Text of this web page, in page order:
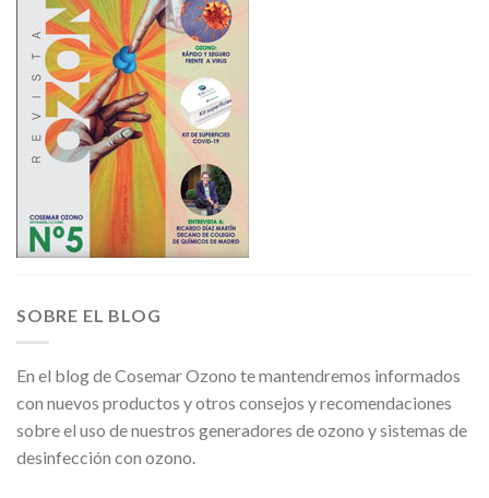
SOBRE EL BLOG
En el blog de Cosemar Ozono te mantendremos informados
con nuevos productos y otros consejos y recomendaciones
sobre el uso de nuestros generadores de ozono y sistemas de
desinfección con ozono.